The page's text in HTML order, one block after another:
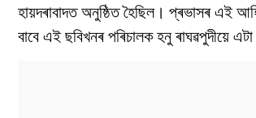
হায়দৰাবাদত অনুষ্ঠিত হৈছিল। প্ৰভাসৰ এই
বাবে এই ছবিখনৰ পৰিচালক হনু ৰাঘৱপুদীয়ে